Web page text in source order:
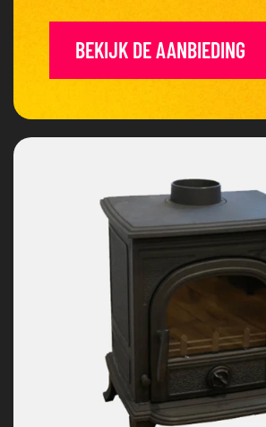
BEKIJK DE AANBIEDING